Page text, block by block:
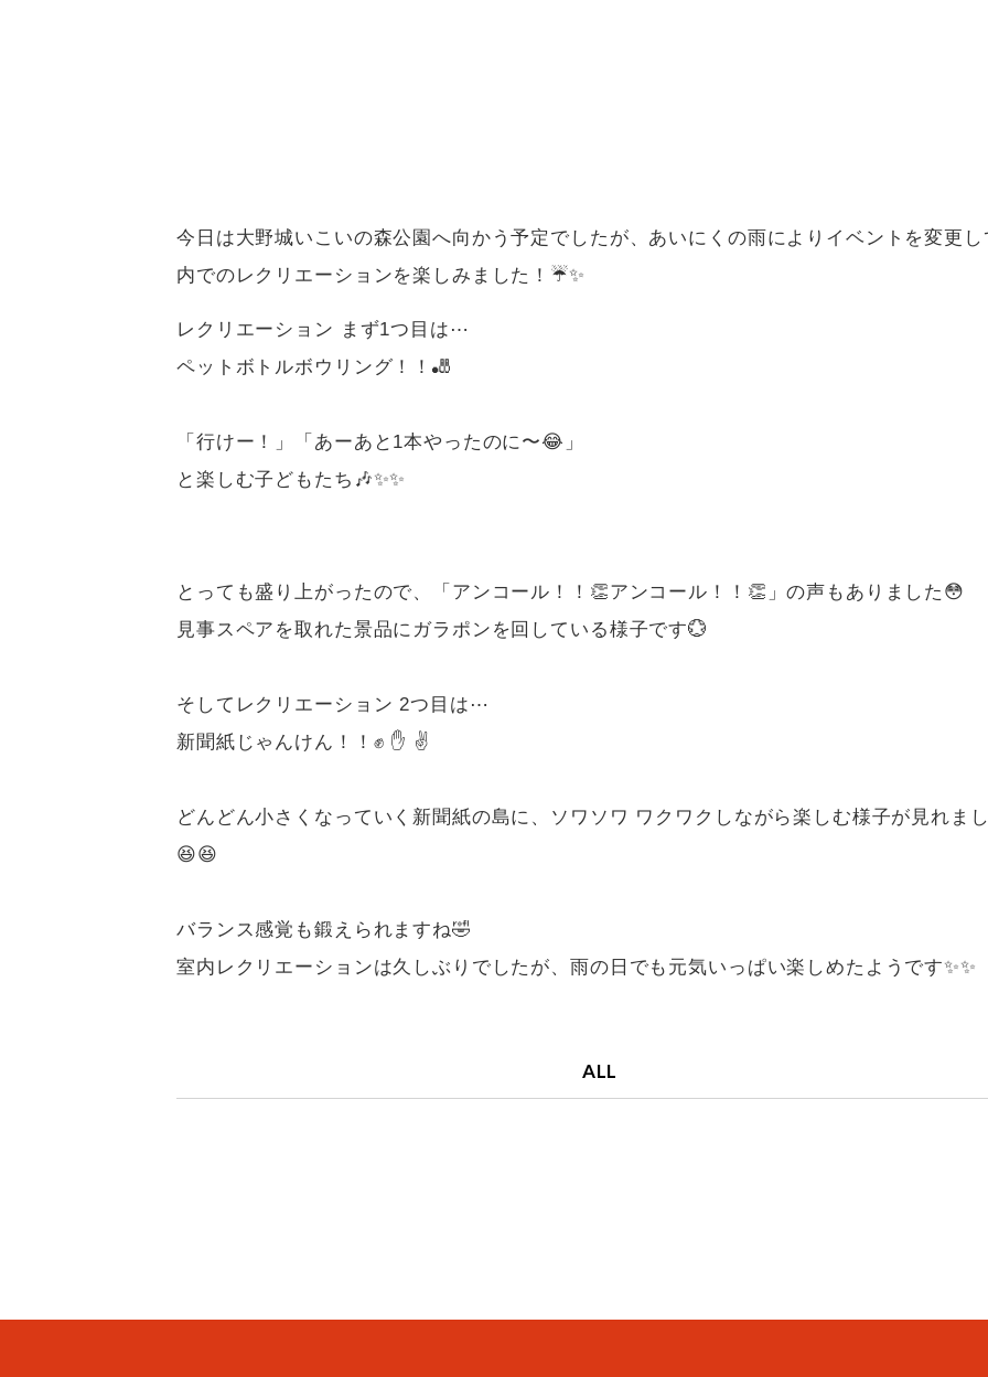
今日は大野城いこいの森公園へ向かう予定でしたが、あいにくの雨によりイベントを変更し
内でのレクリエーションを楽しみました！☔️✨
レクリエーション まず1つ目は⋯
ペットボトルボウリング！！🎳
「行けー！」「あーあと1本やったのに〜😂」
と楽しむ子どもたち🎶✨✨
とっても盛り上がったので、「アンコール！！👏アンコール！！👏」の声もありました😳
見事スペアを取れた景品にガラポンを回している様子です💮
そしてレクリエーション 2つ目は⋯
新聞紙じゃんけん！！✊ ✋ ✌
どんどん小さくなっていく新聞紙の島に、ソワソワ ワクワクしながら楽しむ様子が見れま
😆😆
バランス感覚も鍛えられますね🤣
室内レクリエーションは久しぶりでしたが、雨の日でも元気いっぱい楽しめたようです✨✨
ALL